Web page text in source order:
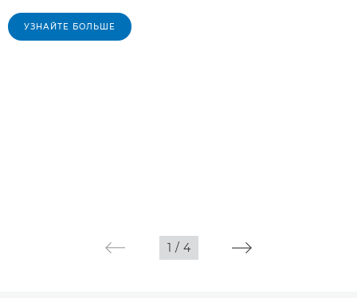
УЗНАЙТЕ БОЛЬШЕ
1 / 4